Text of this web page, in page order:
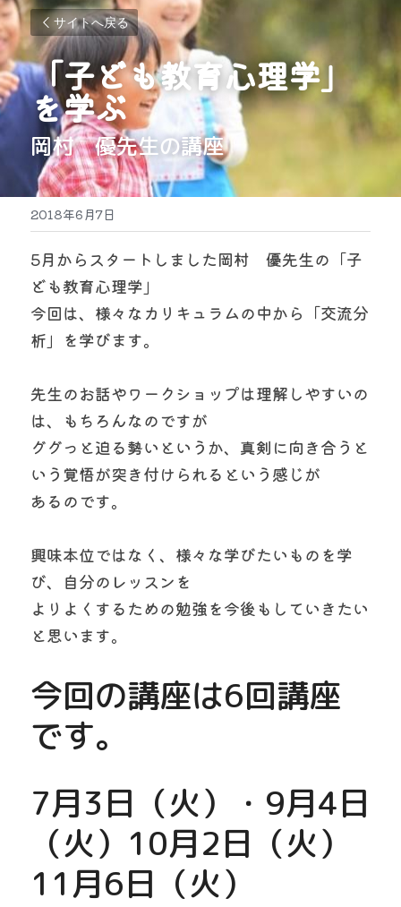
サイトへ戻る
「子ども教育心理学」
を学ぶ
岡村　優先生の講座
2018年6月7日
5月からスタートしました岡村　優先生の「子
ども教育心理学」
今回は、様々なカリキュラムの中から「交流分
析」を学びます。
先生のお話やワークショップは理解しやすいの
は、もちろんなのですが
ググっと迫る勢いというか、真剣に向き合うと
いう覚悟が突き付けられるという感じが
あるのです。
興味本位ではなく、様々な学びたいものを学
び、自分のレッスンを
よりよくするための勉強を今後もしていきたい
と思います。
今回の講座は6回講座
です。
7月3日（火）・9月4日
（火）10月2日（火）
11月6日（火）